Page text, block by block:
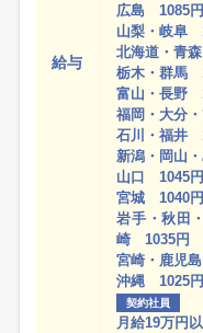
給与
広島 1085円
山梨・岐阜
北海道・青
栃木・群馬
富山・長野
福岡・大分
石川・福井
新潟・岡山
山口 1045円
宮城 1040円
岩手・秋田
崎 1035円
宮崎・鹿児
沖縄 1025円
契約社員
月給19万円